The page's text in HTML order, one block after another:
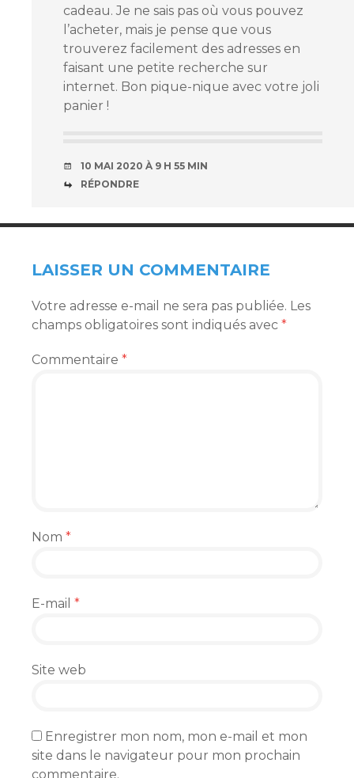
cadeau. Je ne sais pas où vous pouvez
l’acheter, mais je pense que vous
trouverez facilement des adresses en
faisant une petite recherche sur
internet. Bon pique-nique avec votre joli
panier !
10 MAI 2020 À 9 H 55 MIN
RÉPONDRE
LAISSER UN COMMENTAIRE
Votre adresse e-mail ne sera pas publiée. Les
champs obligatoires sont indiqués avec *
Commentaire *
Nom *
E-mail *
Site web
Enregistrer mon nom, mon e-mail et mon
site dans le navigateur pour mon prochain
commentaire.